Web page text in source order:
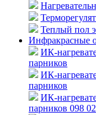
Теплый пол
Инфракрасные
ИК-
парников
ИК-
парников
ИК-
парников 098 02